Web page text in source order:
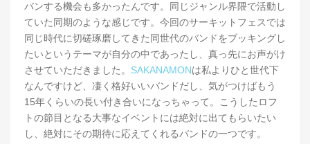
バンする機会も多かったんです。同じジャンル界隈で活動し
ていた同期のような感じです。今回のサーキットフェスでは
同じ時代に切磋琢磨してきた同世代のバンドをブッキングし
たいというテーマが自分の中であったし、真っ先にお声がけ
させていただきました。 SAKANAMONは私よりひと世代下
なんですけど、凄く格好いいバンドだし、気がつけばもう
15年くらいの長い付き合いになっちゃって。こうしたロフ
トの節目となる大事なイベントには絶対に出てもらいたい
し、絶対にその期待に応えてくれるバンドの一つです。